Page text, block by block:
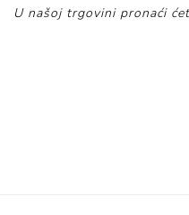
U našoj trgovini pronaći